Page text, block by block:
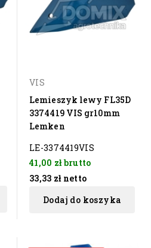
VIS
Lemieszyk lewy FL35D
3374419 VIS gr10mm
Lemken
LE-3374419VIS
41,00 złbrutto
33,33 zł netto
Dodaj do koszyka